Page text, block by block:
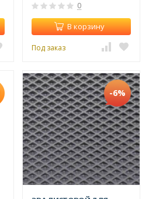
0
В корзину
Под заказ
-6%